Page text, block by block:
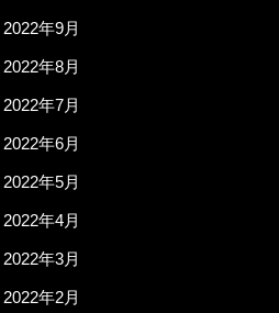
2022年9月
2022年8月
2022年7月
2022年6月
2022年5月
2022年4月
2022年3月
2022年2月